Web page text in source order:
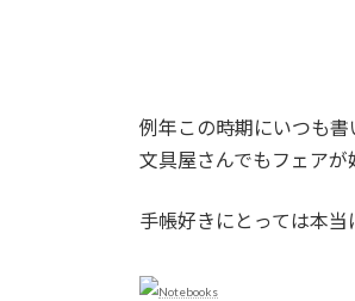
例年この時期にいつも
文具屋さんでもフェアが
手帳好きにとっては本当